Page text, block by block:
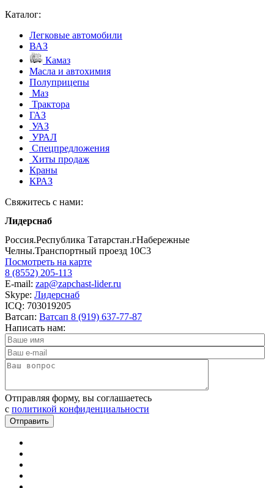
Каталог:
Легковые автомобили
ВАЗ
Камаз
Масла и автохимия
Полуприцепы
Маз
Трактора
ГАЗ
УАЗ
УРАЛ
Спецпредложения
Хиты продаж
Краны
КРАЗ
Свяжитесь с нами:
Лидерснаб
Россия.Республика Татарстан.гНабережные
Челны.Транспортный проезд 10С3
Посмотреть на карте
8 (8552) 205-113
E-mail: zap@zapchast-lider.ru
Skype: Лидерснаб
ICQ: 703019205
Ватсап: Ватсап 8 (919) 637-77-87
Написать нам:
Отправляя форму, вы соглашаетесь
c политикой конфиденциальности